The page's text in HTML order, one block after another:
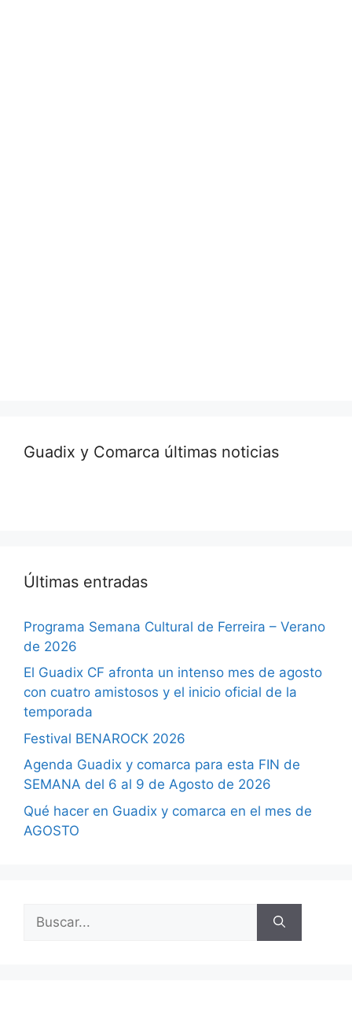
Guadix y Comarca últimas noticias
Últimas entradas
Programa Semana Cultural de Ferreira – Verano
de 2026
El Guadix CF afronta un intenso mes de agosto
con cuatro amistosos y el inicio oficial de la
temporada
Festival BENAROCK 2026
Agenda Guadix y comarca para esta FIN de
SEMANA del 6 al 9 de Agosto de 2026
Qué hacer en Guadix y comarca en el mes de
AGOSTO